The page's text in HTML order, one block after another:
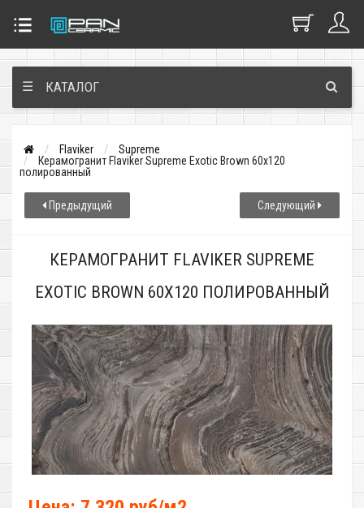
☰ КАТАЛОГ
Flaviker
Supreme
Керамогранит Flaviker Supreme Exotic Brown 60x120
полированный
Предыдущий Следующий
КЕРАМОГРАНИТ FLAVIKER SUPREME
EXOTIC BROWN 60X120 ПОЛИРОВАННЫЙ